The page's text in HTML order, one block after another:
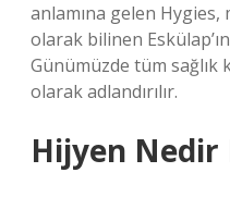
anlamına gelen Hygies,
olarak bilinen
Günümüzde tüm sağlık
olarak adlandırılır.
Hijyen Nedir